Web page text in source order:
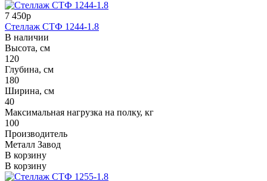
7 450р
Стеллаж СТФ 1244-1.8
В наличии
Высота, см
120
Глубина, см
180
Ширина, см
40
Максимальная нагрузка на полку, кг
100
Производитель
Металл Завод
В корзину
В корзину